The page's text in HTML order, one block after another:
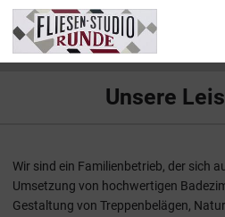
Unsere
Wir sind ein Familienbetrieb, der sich
Umsetzung von hochwertigen
Gestaltung von Treppenbelägen,